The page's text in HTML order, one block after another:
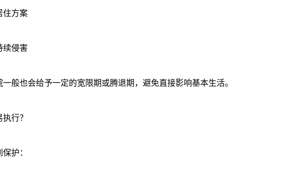
方案
侵害
也会给予一定的宽限期或腾退期，避免直接影响基本生活。
行？
护：